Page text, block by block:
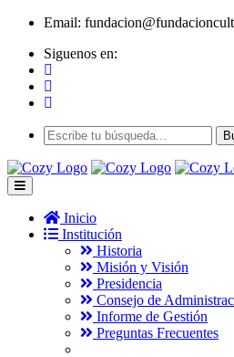
Email:
Siguenos en:
Inicio
Institución
Historia
Misión y Visión
Presidencia
Consejo de
Informe de Gestión
Preguntas Frecuentes